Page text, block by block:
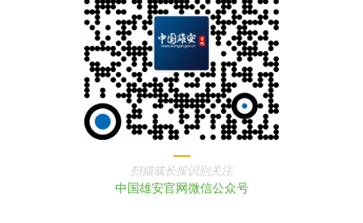
扫描或长按识别关注
中国雄安官网微信公众号